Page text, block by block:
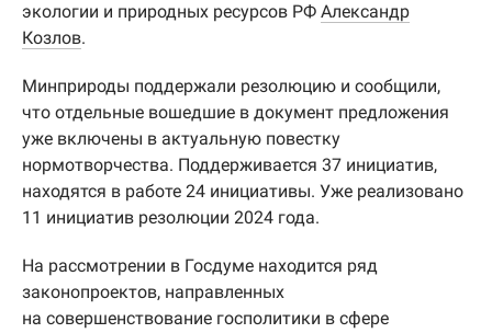
экологии и природных ресурсов РФ Александр
Козлов.
Минприроды поддержали резолюцию и сообщили,
что отдельные вошедшие в документ предложения
уже включены в актуальную повестку
нормотворчества. Поддерживается 37 инициатив,
находятся в работе 24 инициативы. Уже реализовано
11 инициатив резолюции 2024 года.
На рассмотрении в Госдуме находится ряд
законопроектов, направленных
на совершенствование госполитики в сфере